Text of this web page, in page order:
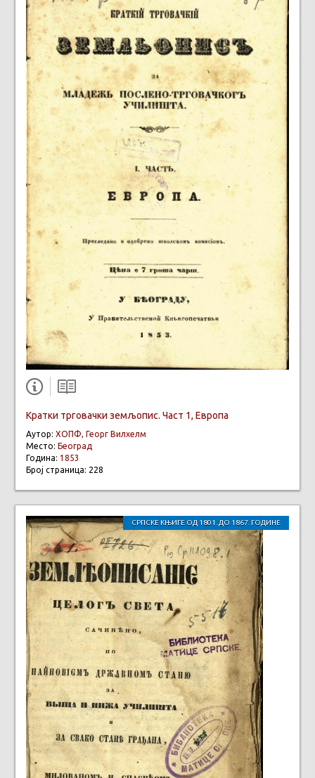
Кратки трговачки земљопис. Част 1, Европа
Аутор: ХОПФ, Георг Вилхелм
Место: Београд
Година: 1853
Број страница: 228
СРПСКЕ КЊИГЕ ОД 1801. ДО 1867. ГОДИНЕ